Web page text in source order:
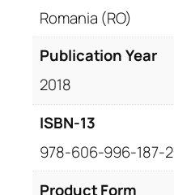
Romania (RO)
Publication Year
2018
ISBN-13
978-606-996-187-2
Product Form